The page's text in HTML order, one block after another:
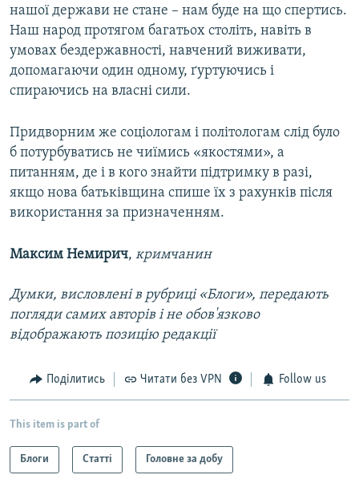
нашої держави не стане – нам буде на що спертись.
Наш народ протягом багатьох століть, навіть в
умовах бездержавності, навчений виживати,
допомагаючи один одному, ґуртуючись і
спираючись на власні сили.
Придворним же соціологам і політологам слід було
б потурбуватись не чиїмись «якостями», а
питанням, де і в кого знайти підтримку в разі,
якщо нова батьківщина спише їх з рахунків після
використання за призначенням.
Максим Немирич, кримчанин
Думки, висловлені в рубриці «Блоги», передають
погляди самих авторів і не обов'язково
відображають позицію редакції
Поділитись Читати без VPN Follow us
This item is part of
Блоги Статті Головне за добу